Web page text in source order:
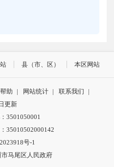
县（市、区） 本区网站
助 | 网站统计 | 联系我们
|
更新
3501050001
35010502000142
号-1
马尾区人民政府